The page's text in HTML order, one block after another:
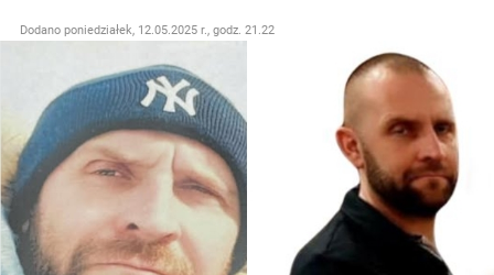
Dodano poniedziałek, 12.05.2025 r., godz. 21.22